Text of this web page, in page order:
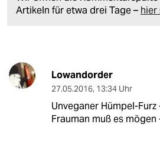
Artikeln für etwa drei Tage – hier
Lowandorder
27.05.2016, 13:34 Uhr
Unveganer Hümpel-Furz
Frauman muß es